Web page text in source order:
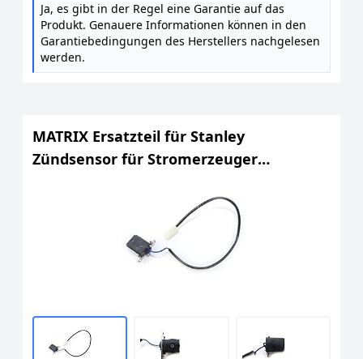
Ja, es gibt in der Regel eine Garantie auf das
Produkt. Genauere Informationen können in den
Garantiebedingungen des Herstellers nachgelesen
werden.
MATRIX Ersatzteil für Stanley
Zündsensor für Stromerzeuger